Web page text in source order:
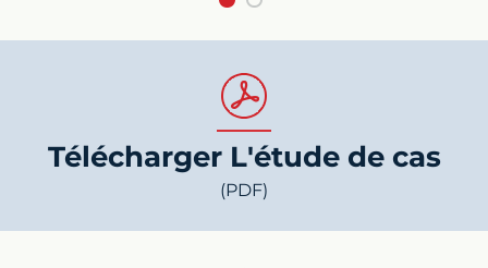
Télécharger L'étude de cas
(PDF)